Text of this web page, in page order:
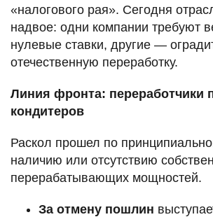
«налогового рая». Сегодня
надвое: одни компании требуют
нулевые ставки, другие —
отечественную переработку.
Линия фронта: переработчики
кондитеров
Раскол прошел по
наличию или отсутствию
перерабатывающих мощностей.
За отмену пошлин